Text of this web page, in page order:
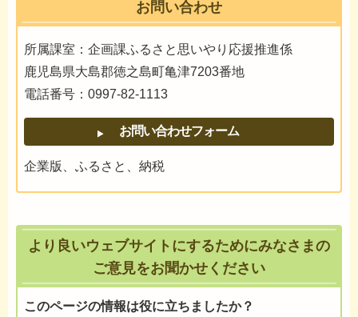
お問い合わせ
所属課室：企画課ふるさと思いやり応援推進係
鹿児島県大島郡徳之島町亀津7203番地
電話番号：0997-82-1113
企業版、ふるさと、納税
より良いウェブサイトにするためにみなさまの
ご意見をお聞かせください
このページの情報は役に立ちましたか？